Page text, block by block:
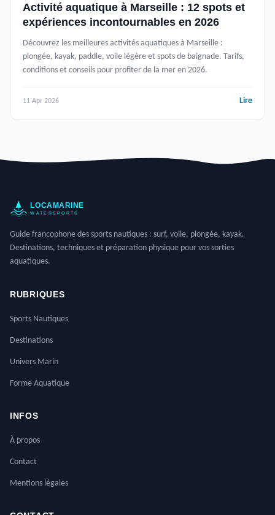
Activité aquatique à Marseille : 12 spots et
expériences incontournables en 2026
Découvrez les meilleures activités aquatiques à Marseille :
plongée, kayak, paddle, voile légère et spots de baignade. Tarifs,
conditions et conseils pour profiter de la mer en 2026.
11 Apr 2026 Lire
Guide francophone des sports nautiques : surf, voile, plongée, kayak.
Destinations, techniques et préparation physique pour vos sorties
aquatiques.
RUBRIQUES
Sports Nautiques
Destinations
Univers Marin
Forme Aquatique
INFOS
À propos
Contact
Mentions légales